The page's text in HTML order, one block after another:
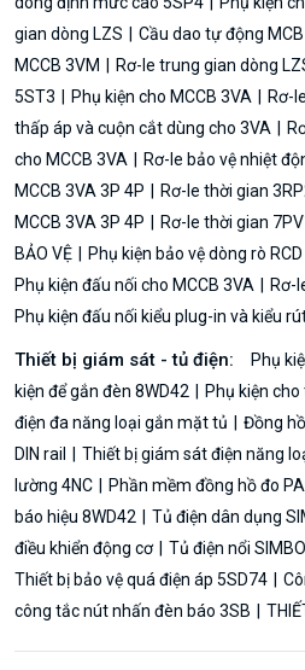
gian dòng LZS
Cầu dao tự động MCB
MCCB 3VM
Rơ-le trung gian dòng
5ST3
Phụ kiện cho MCCB 3VA Rơ-
thấp áp và cuộn cắt dùng cho 3VA
cho MCCB 3VA
Rơ-le bảo vệ nhiệt
MCCB 3VA 3P 4P
Rơ-le thời gian
MCCB 3VA 3P 4P
Rơ-le thời gian
BẢO VỆ
Phụ kiện bảo vệ dòng rò
Phụ kiện đấu nối cho MCCB 3VA
Rơ-
Phụ kiện đấu nối kiểu plug-in và kiểu
Thiết bị giám sát - tủ điện: Phụ
kiện để gắn đèn 8WD42
Phụ kiện cho
điện đa năng loại gắn mặt tủ
Đồng
DIN rail
Thiết bị giám sát điện năng
lường 4NC
Phần mềm đồng hồ đo
báo hiệu 8WD42
Tủ điện dân dụng
điều khiển động cơ
Tủ điện nổi
Thiết bị bảo vệ quá điện áp 5SD74
công tắc nút nhấn đèn báo 3SB